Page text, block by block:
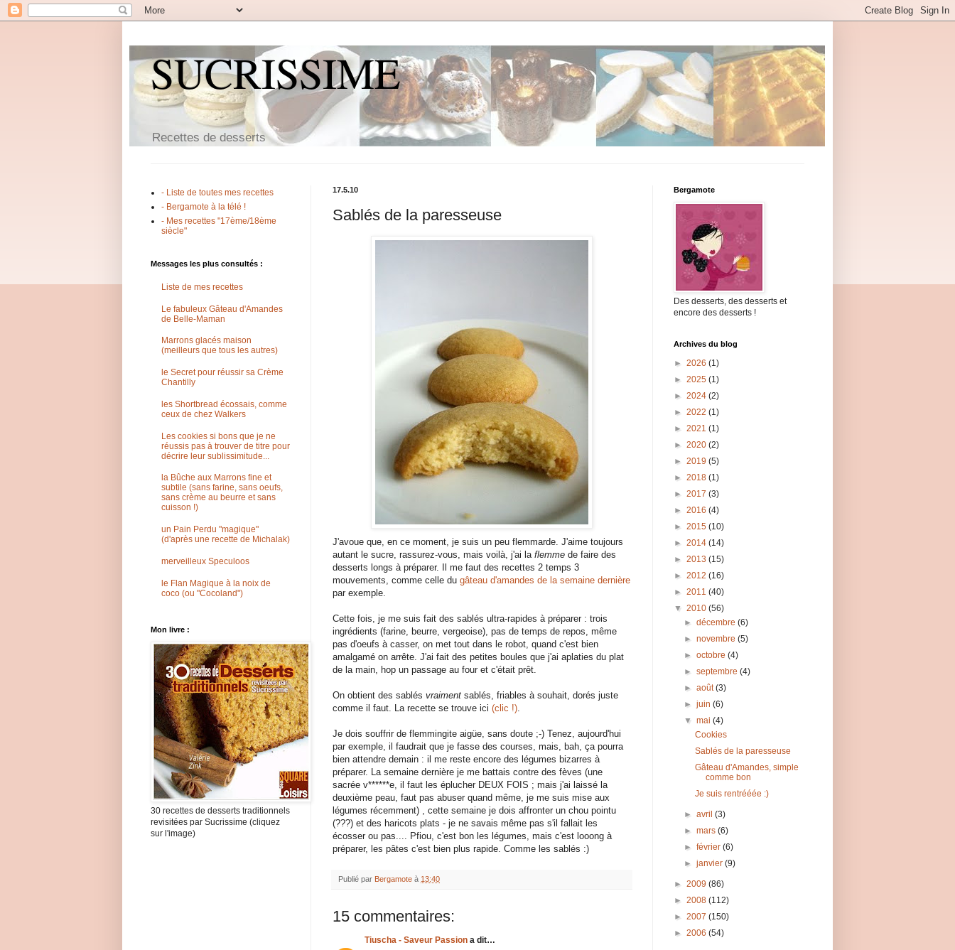
SUCRISSIME
Recettes de desserts
17.5.10
Sablés de la paresseuse
J'avoue que, en ce moment, je suis un peu flemmarde. J'aime toujours
autant le sucre, rassurez-vous, mais voilà, j'ai la flemme de faire des
desserts longs à préparer. Il me faut des recettes 2 temps 3
mouvements, comme celle du gâteau d'amandes de la semaine dernière
par exemple.
Cette fois, je me suis fait des sablés ultra-rapides à préparer : trois
ingrédients (farine, beurre, vergeoise), pas de temps de repos, même
pas d'oeufs à casser, on met tout dans le robot, quand c'est bien
amalgamé on arrête. J'ai fait des petites boules que j'ai aplaties du plat
de la main, hop un passage au four et c'était prêt.
On obtient des sablés vraiment sablés, friables à souhait, dorés juste
comme il faut. La recette se trouve ici (clic !).
Je dois souffrir de flemmingite aigüe, sans doute ;-) Tenez, aujourd'hui
par exemple, il faudrait que je fasse des courses, mais, bah, ça pourra
bien attendre demain : il me reste encore des légumes bizarres à
préparer. La semaine dernière je me battais contre des fèves (une
sacrée v******e, il faut les éplucher DEUX FOIS ; mais j'ai laissé la
deuxième peau, faut pas abuser quand même, je me suis mise aux
légumes récemment) , cette semaine je dois affronter un chou pointu
(???) et des haricots plats - je ne savais même pas s'il fallait les
écosser ou pas.... Pfiou, c'est bon les légumes, mais c'est looong à
préparer, les pâtes c'est bien plus rapide. Comme les sablés :)
Publié par Bergamote à 13:40
15 commentaires:
Tiuscha - Saveur Passion a dit…
- Liste de toutes mes recettes
- Bergamote à la télé !
- Mes recettes "17ème/18ème
siècle"
Messages les plus consultés :
Liste de mes recettes
Le fabuleux Gâteau d'Amandes
de Belle-Maman
Marrons glacés maison
(meilleurs que tous les autres)
le Secret pour réussir sa Crème
Chantilly
les Shortbread écossais, comme
ceux de chez Walkers
Les cookies si bons que je ne
réussis pas à trouver de titre pour
décrire leur sublissimitude...
la Bûche aux Marrons fine et
subtile (sans farine, sans oeufs,
sans crème au beurre et sans
cuisson !)
un Pain Perdu "magique"
(d'après une recette de Michalak)
merveilleux Speculoos
le Flan Magique à la noix de
coco (ou "Cocoland")
Mon livre :
30 recettes de desserts traditionnels
revisitées par Sucrissime (cliquez
sur l'image)
Bergamote
Des desserts, des desserts et
encore des desserts !
Archives du blog
► 2026 (1)
► 2025 (1)
► 2024 (2)
► 2022 (1)
► 2021 (1)
► 2020 (2)
► 2019 (5)
► 2018 (1)
► 2017 (3)
► 2016 (4)
► 2015 (10)
► 2014 (14)
► 2013 (15)
► 2012 (16)
► 2011 (40)
▼ 2010 (56)
►décembre(6)
►novembre(5)
►octobre(4)
►septembre(4)
►août(3)
►juin(6)
▼mai(4)
Cookies
Sablés de la paresseuse
Gâteau d'Amandes, simple
comme bon
Je suis rentrééée :)
►avril(3)
►mars(6)
►février(6)
►janvier(9)
► 2009 (86)
► 2008 (112)
► 2007 (150)
► 2006 (54)